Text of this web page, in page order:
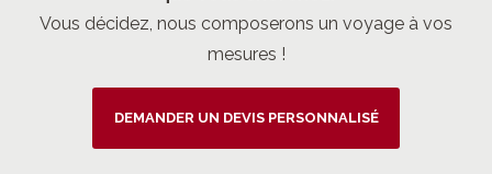
Vous décidez, nous composerons un voyage à vos
mesures !
DEMANDER UN DEVIS PERSONNALISÉ